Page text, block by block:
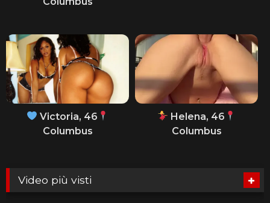
Victoria, 46
Columbus
Helena, 46
Columbus
Video più visti